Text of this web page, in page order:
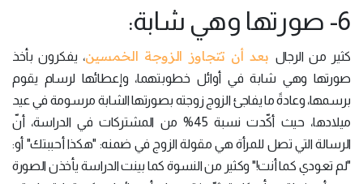
6- صورتها وهي شابة:
كثير من الرجال بعد أن تتجاوز الزوجة الخمسين، يفكرون بأخذ
صورتها وهي شابة في أوائل خطوبتهما، وإعطائها لرسام يقوم
برسمها، وعادةً ما يفاجئ الزوج زوجته بصورتها الشابة مرسومة في عيد
ميلادها، حيث أكّدت نسبة 45% من المشتركات في الدراسة، أنّ
الرسالة التي تصل للمرأة هي مقولة الزوج في ضمنه: "هكذا أحببتك" أو:
"لم تعودي كما أنت!" وكثير من النسوة كما بينت الدراسة يأخذن الصورة